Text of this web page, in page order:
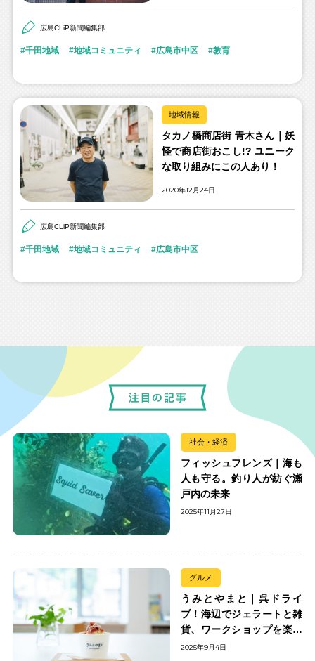
広島CLiP新聞編集部
千田地域 地域コミュニティ 広島市中区 教育
地域情報
タカノ橋商店街 青木さん｜妖
怪で商店街おこし!? ユニーク
な取り組みにこの人あり！
2020年12月24日
広島CLiP新聞編集部
千田地域 地域コミュニティ 広島市中区
社会・経済
フィッシュフレンズ｜海も
人も守る。釣り人が紡ぐ瀬
戸内の未来
2025年11月27日
グルメ
うみとやまと｜呉ドライ
ブ！海辺でジェラートと雑
貨、ワークショップを楽し
む
2025年9月4日